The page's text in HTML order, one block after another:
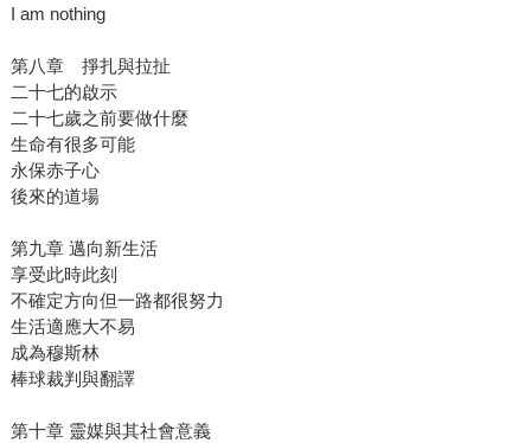
I am nothing
第八章 掙扎與拉扯
二十七的啟示
二十七歲之前要做什麼
生命有很多可能
永保赤子心
後來的道場
第九章 邁向新生活
享受此時此刻
不確定方向但一路都很努力
生活適應大不易
成為穆斯林
棒球裁判與翻譯
第十章 靈媒與其社會意義